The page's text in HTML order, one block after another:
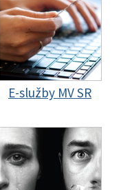
E-služby MV SR